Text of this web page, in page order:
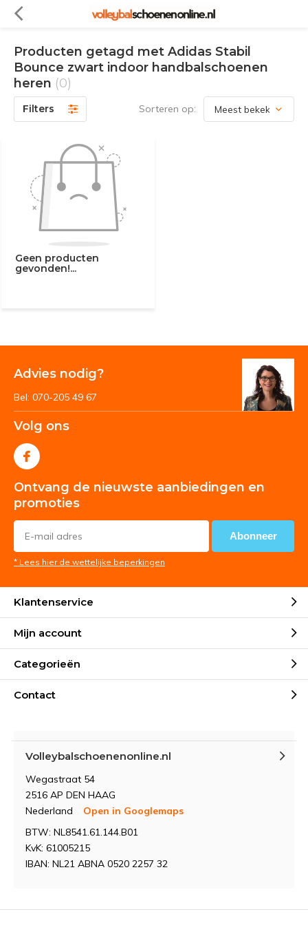
Producten getagd met Adidas Stabil
Bounce zwart indoor handbalschoenen
heren (0)
Filters Sorteren op:
Geen producten
gevonden!...
Advies nodig?
Bel: 070-205 49 67
Volg ons
Ontvang de nieuwste aanbiedingen en
promoties
Abonneer
* Lees hier de wettelijke beperkingen
Klantenservice
Mijn account
Categorieën
Contact
Volleybalschoenenonline.nl
Wegastraat 54
2516 AP DEN HAAG
Nederland
Open in Googlemaps
BTW: NL8541.61.144.B01
KvK: 61005215
IBAN: NL21 ABNA 0520 2257 32